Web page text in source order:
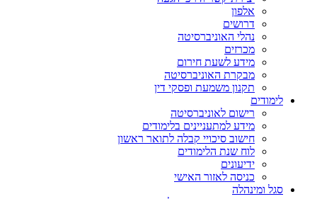
אלפון
דרושים
נהלי האוניברסיטה
מכרזים
מידע לשעת חירום
מבקרת האוניברסיטה
תקנון משמעת ופסקי דין
לימודים
רישום לאוניברסיטה
מידע למתעניינים בלימודים
חישוב סיכויי קבלה לתואר ראשון
לוח שנת הלימודים
ידיעונים
כניסה לאזור האישי
סגל ומינהלה